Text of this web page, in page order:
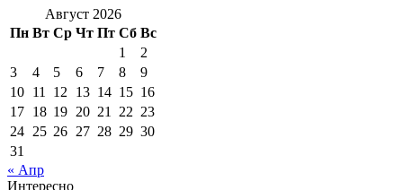
Август 2026
Пн Вт Ср Чт Пт Сб Вс
1
2
3
4 5 6 7 8
9
10 11 12 13 14 15 16
17 18 19 20 21 22 23
24 25 26 27 28 29 30
31
« Апр
Интересно